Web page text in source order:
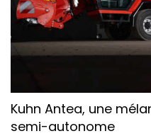
Kuhn Antea, une
semi-autonome